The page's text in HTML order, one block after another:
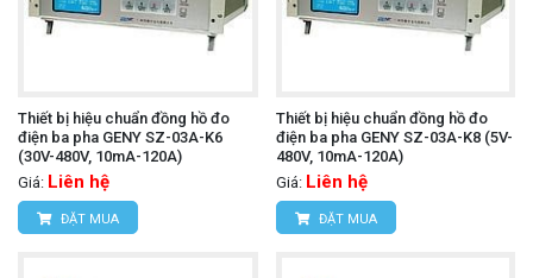
Thiết bị hiệu chuẩn đồng hồ đo
điện ba pha GENY SZ-03A-K6
(30V-480V, 10mA-120A)
Giá: Liên hệ
ĐẶT MUA
Thiết bị hiệu chuẩn đồng hồ đo
điện ba pha GENY SZ-03A-K8 (5V-
480V, 10mA-120A)
Giá: Liên hệ
ĐẶT MUA